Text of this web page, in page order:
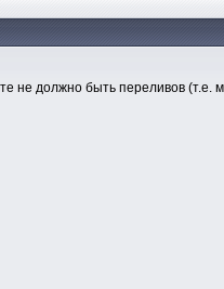
не должно быть переливов (т.е.